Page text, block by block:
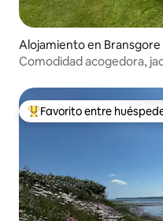
Alojamiento en Bransgore
Comodidad acogedora,
Favorito entre los
Favorito entre